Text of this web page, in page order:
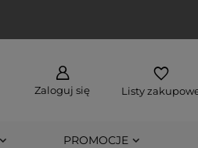
Zaloguj się Listy
PROMOCJE